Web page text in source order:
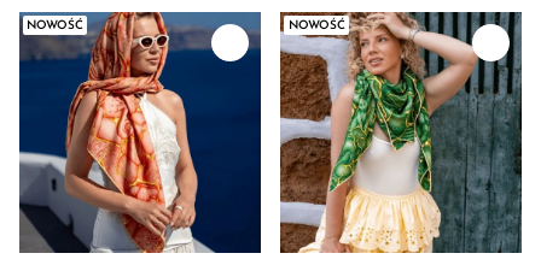
biały
błękitny
Bordowy
brązowy
czarny
Ecru
fioletowy
fuksja
NOWOŚĆ NOWOŚĆ